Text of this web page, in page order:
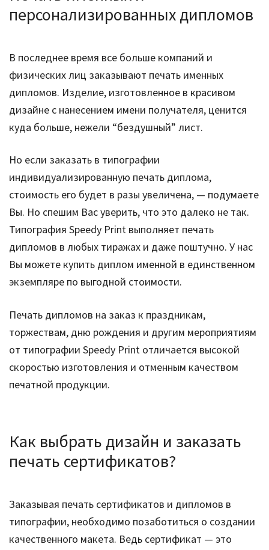
персонализированных дипломов
В последнее время все больше компаний и
физических лиц заказывают печать именных
дипломов. Изделие, изготовленное в красивом
дизайне с нанесением имени получателя, ценится
куда больше, нежели “бездушный” лист.
Но если заказать в типографии
индивидуализированную печать диплома,
стоимость его будет в разы увеличена, — подумаете
Вы. Но спешим Вас уверить, что это далеко не так.
Типография Speedy Print выполняет печать
дипломов в любых тиражах и даже поштучно. У нас
Вы можете купить диплом именной в единственном
экземпляре по выгодной стоимости.
Печать дипломов на заказ к праздникам,
торжествам, дню рождения и другим мероприятиям
от типографии Speedy Print отличается высокой
скоростью изготовления и отменным качеством
печатной продукции.
Как выбрать дизайн и заказать
печать сертификатов?
Заказывая печать сертификатов и дипломов в
типографии, необходимо позаботиться о создании
качественного макета. Ведь сертификат — это